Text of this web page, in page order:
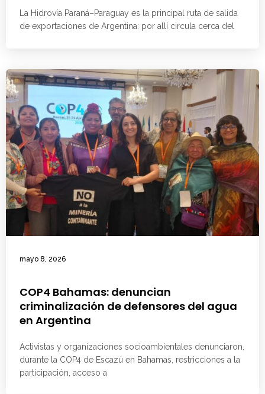
La Hidrovía Paraná–Paraguay es la principal ruta de salida
de exportaciones de Argentina: por allí circula cerca del
mayo 8, 2026
COP4 Bahamas: denuncian
criminalización de defensores del agua
en Argentina
Activistas y organizaciones socioambientales denunciaron,
durante la COP4 de Escazú en Bahamas, restricciones a la
participación, acceso a